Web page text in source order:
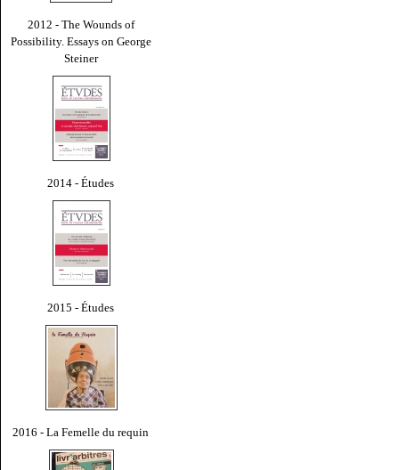
2012 - The Wounds of
Possibility. Essays on George
Steiner
2014 - Études
2015 - Études
2016 - La Femelle du requin